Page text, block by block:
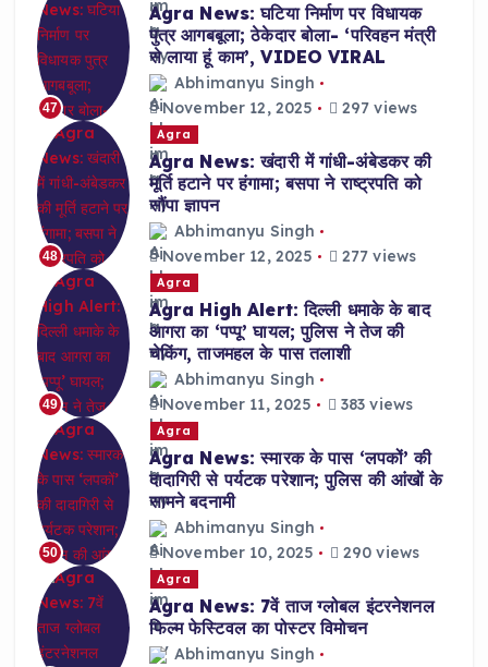
47
Agra News: घटिया निर्माण पर विधायक
पुत्र आगबबूला; ठेकेदार बोला- ‘परिवहन मंत्री
से लाया हूं काम’, VIDEO VIRAL
Abhimanyu Singh
November 12, 2025
297 views
48
Agra
Agra News: खंदारी में गांधी-अंबेडकर की
मूर्ति हटाने पर हंगामा; बसपा ने राष्ट्रपति को
सौंपा ज्ञापन
Abhimanyu Singh
November 12, 2025
277 views
49
Agra
Agra High Alert: दिल्ली धमाके के बाद
आगरा का ‘पप्पू’ घायल; पुलिस ने तेज की
चेकिंग, ताजमहल के पास तलाशी
Abhimanyu Singh
November 11, 2025
383 views
50
Agra
Agra News: स्मारक के पास ‘लपकों’ की
दादागिरी से पर्यटक परेशान; पुलिस की आंखों के
सामने बदनामी
Abhimanyu Singh
November 10, 2025
290 views
Agra
Agra News: 7वें ताज ग्लोबल इंटरनेशनल
फिल्म फेस्टिवल का पोस्टर विमोचन
Abhimanyu Singh